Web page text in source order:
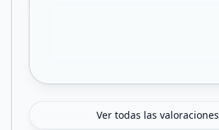
Ver todas las valoraciones